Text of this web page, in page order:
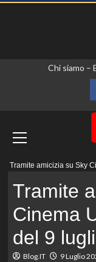
Chi siamo –
Tramite amicizia su Sky
Tramite
Cinema
del 9
Blog.IT 9 Luglio